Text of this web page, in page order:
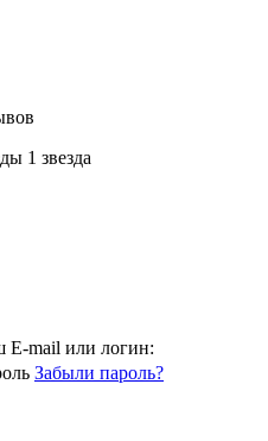
1 звeзда
E-mail или логин:
Забыли пароль?